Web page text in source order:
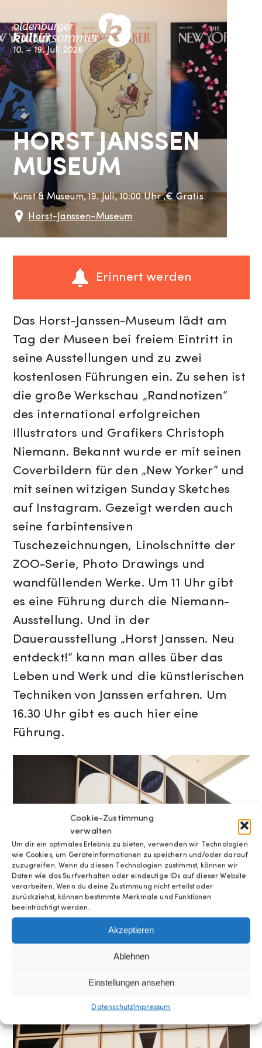
Cookie-Zustimmung
verwalten
Um dir ein optimales Erlebnis zu bieten, verwenden wir Technologien
wie Cookies, um Geräteinformationen zu speichern und/oder darauf
zuzugreifen. Wenn du diesen Technologien zustimmst, können wir
Daten wie das Surfverhalten oder eindeutige IDs auf dieser Website
verarbeiten. Wenn du deine Zustimmung nicht erteilst oder
zurückziehst, können bestimmte Merkmale und Funktionen
beeinträchtigt werden.
Akzeptieren
Ablehnen
Einstellungen ansehen
Datenschutz Impressum
to
content
Kultursommer Oldenburg
10. – 19. Juli 2026
HORST JANSSEN
MUSEUM
Kunst & Museum,19. Juli, 10:00 Uhr,
Horst-Janssen-Museum
€Gratis
Erinnert werden
Das Horst-Janssen-Museum lädt am
Tag der Museen bei freiem Eintritt in
seine Ausstellungen und zu zwei
kostenlosen Führungen ein. Zu sehen ist
die große Werkschau „Randnotizen“
des international erfolgreichen
Illustrators und Grafikers Christoph
Niemann. Bekannt wurde er mit seinen
Coverbildern für den „New Yorker“ und
mit seinen witzigen Sunday Sketches
auf Instagram. Gezeigt werden auch
seine farbintensiven
Tuschezeichnungen, Linolschnitte der
ZOO-Serie, Photo Drawings und
wandfüllenden Werke. Um 11 Uhr gibt
es eine Führung durch die Niemann-
Ausstellung. Und in der
Dauerausstellung „Horst Janssen. Neu
entdeckt!“ kann man alles über das
Leben und Werk und die künstlerischen
Techniken von Janssen erfahren. Um
16.30 Uhr gibt es auch hier eine
Führung.